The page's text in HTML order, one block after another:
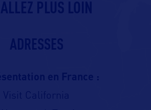
ALLEZ PLUS LOIN
ADRESSES
en France :